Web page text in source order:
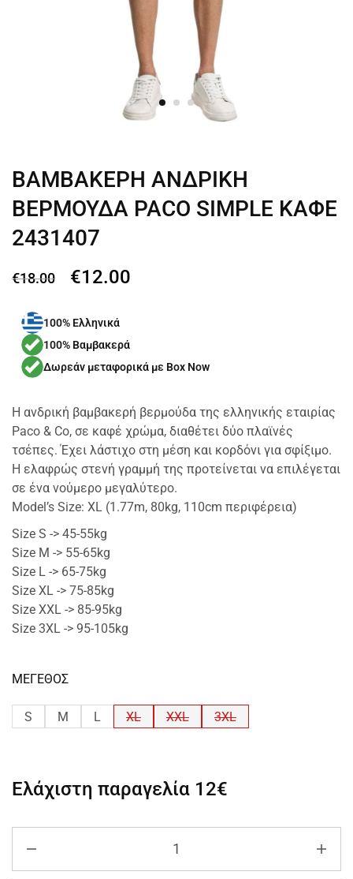
ΒΑΜΒΑΚΕΡΗ ΑΝΔΡΙΚΗ
ΒΕΡΜΟΥΔΑ PACO SIMPLE ΚΑΦΕ
2431407
€18.00 €12.00
100% Ελληνικά
100% Βαμβακερά
Δωρεάν μεταφορικά με Box Now
Η ανδρική βαμβακερή βερμούδα της ελληνικής εταιρίας
Paco & Co, σε καφέ χρώμα, διαθέτει δύο πλαϊνές
τσέπες. Έχει λάστιχο στη μέση και κορδόνι για σφίξιμο.
Η ελαφρώς στενή γραμμή της προτείνεται να επιλέγεται
σε ένα νούμερο μεγαλύτερο.
Model’s Size: XL (1.77m, 80kg, 110cm περιφέρεια)
Size S -> 45-55kg
Size M -> 55-65kg
Size L -> 65-75kg
Size XL -> 75-85kg
Size XXL -> 85-95kg
Size 3XL -> 95-105kg
ΜΕΓΕΘΟΣ
S M L XL XXL 3XL
Ελάχιστη παραγελία 12€